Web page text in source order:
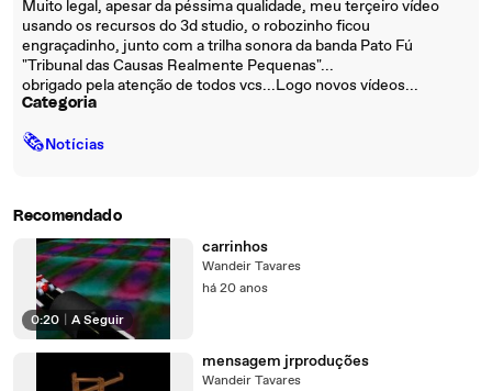
Muito legal, apesar da péssima qualidade, meu terçeiro vídeo
usando os recursos do 3d studio, o robozinho ficou
engraçadinho, junto com a trilha sonora da banda Pato Fú
"Tribunal das Causas Realmente Pequenas"...
obrigado pela atenção de todos vcs...Logo novos vídeos...
Categoria
🗞Notícias
Recomendado
0:20 A Seguir
carrinhos
Wandeir Tavares
há 20 anos
mensagem jrproduções
Wandeir Tavares